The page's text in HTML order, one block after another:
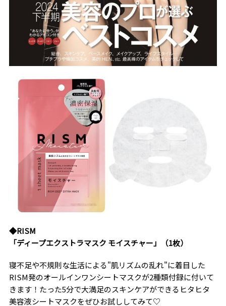
◆RISM
「ディープエクストラマスク モイスチャー」（1枚）
寝不足や不規則な生活による"肌リズムの乱れ"に着目した
RISM発のオールインワンシートマスクが2種類付録に付いて
きます！たった5分で大満足のスキンケアができるヒタヒタ
美容液シートマスクをぜひお試ししてみて♡